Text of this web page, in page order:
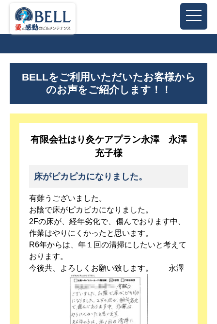
BELLをご利用いただいたお客様から
のお声をご紹介します！！
有限会社はり灸ケアプラン永澤 永澤
充子様
床がピカピカになりました。
有難うございました。
お陰で床がピカピカになりました。
2Fの床が、経年劣化で、傷んでおります中、
作業はやりにくかったと思います。
R6年からは、年１回の清掃にしたいと考えて
おります。
今後共、よろしくお願い致します。 永澤